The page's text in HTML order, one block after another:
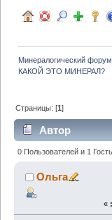
Минералогический форум
КАКОЙ ЭТО МИНЕРАЛ?
Страницы: [1]
Автор
МИНЕРАЛ?
0 Пользователей и 1
Ольга
« :